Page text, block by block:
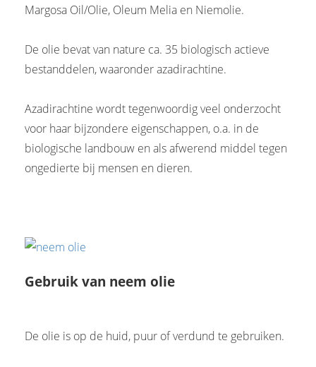
Margosa Oil/Olie, Oleum Melia en Niemolie.
De olie bevat van nature ca. 35 biologisch actieve
bestanddelen, waaronder azadirachtine.
Azadirachtine wordt tegenwoordig veel onderzocht
voor haar bijzondere eigenschappen, o.a. in de
biologische landbouw en als afwerend middel tegen
ongedierte bij mensen en dieren.
Gebruik van neem olie
De olie is op de huid, puur of verdund te gebruiken.